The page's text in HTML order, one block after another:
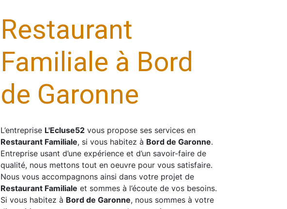
Restaurant
Familiale à Bord
de Garonne
L’entreprise L'Ecluse52 vous propose ses services en
Restaurant Familiale, si vous habitez à Bord de Garonne.
Entreprise usant d’une expérience et d’un savoir-faire de
qualité, nous mettons tout en oeuvre pour vous satisfaire.
Nous vous accompagnons ainsi dans votre projet de
Restaurant Familiale et sommes à l’écoute de vos besoins.
Si vous habitez à Bord de Garonne, nous sommes à votre